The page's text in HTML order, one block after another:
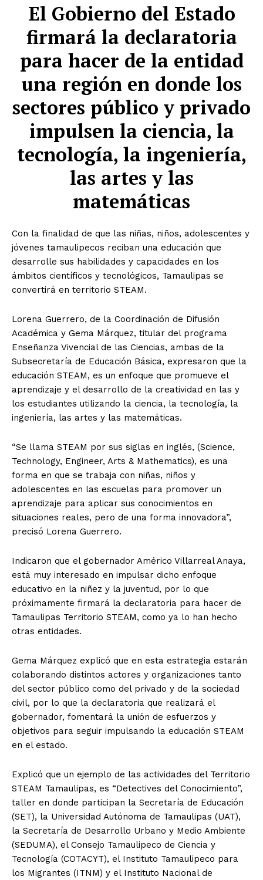
El Gobierno del Estado
firmará la declaratoria
para hacer de la entidad
una región en donde los
sectores público y privado
impulsen la ciencia, la
tecnología, la ingeniería,
las artes y las
matemáticas
Con la finalidad de que las niñas, niños, adolescentes y
jóvenes tamaulipecos reciban una educación que
desarrolle sus habilidades y capacidades en los
ámbitos científicos y tecnológicos, Tamaulipas se
convertirá en territorio STEAM.
Lorena Guerrero, de la Coordinación de Difusión
Académica y Gema Márquez, titular del programa
Enseñanza Vivencial de las Ciencias, ambas de la
Subsecretaría de Educación Básica, expresaron que la
educación STEAM, es un enfoque que promueve el
aprendizaje y el desarrollo de la creatividad en las y
los estudiantes utilizando la ciencia, la tecnología, la
ingeniería, las artes y las matemáticas.
“Se llama STEAM por sus siglas en inglés, (Science,
Technology, Engineer, Arts & Mathematics), es una
forma en que se trabaja con niñas, niños y
adolescentes en las escuelas para promover un
aprendizaje para aplicar sus conocimientos en
situaciones reales, pero de una forma innovadora”,
precisó Lorena Guerrero.
Indicaron que el gobernador Américo Villarreal Anaya,
está muy interesado en impulsar dicho enfoque
educativo en la niñez y la juventud, por lo que
próximamente firmará la declaratoria para hacer de
Tamaulipas Territorio STEAM, como ya lo han hecho
otras entidades.
Gema Márquez explicó que en esta estrategia estarán
colaborando distintos actores y organizaciones tanto
del sector público como del privado y de la sociedad
civil, por lo que la declaratoria que realizará el
gobernador, fomentará la unión de esfuerzos y
objetivos para seguir impulsando la educación STEAM
en el estado.
Explicó que un ejemplo de las actividades del Territorio
STEAM Tamaulipas, es “Detectives del Conocimiento”,
taller en donde participan la Secretaría de Educación
(SET), la Universidad Autónoma de Tamaulipas (UAT),
la Secretaría de Desarrollo Urbano y Medio Ambiente
(SEDUMA), el Consejo Tamaulipeco de Ciencia y
Tecnología (COTACYT), el Instituto Tamaulipeco para
los Migrantes (ITNM) y el Instituto Nacional de